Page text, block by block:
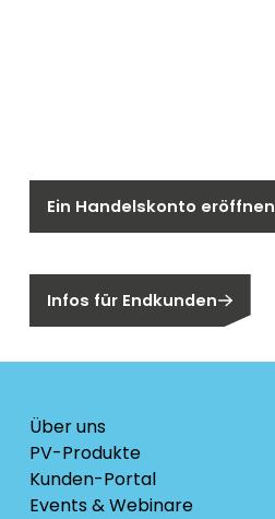
Ein Handelskonto eröffnen
Infos für Endkunden
Über uns
PV-Produkte
Kunden-Portal
Events & Webinare